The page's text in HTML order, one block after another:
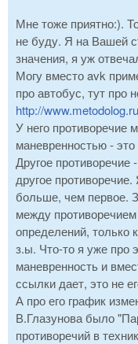
Мне тоже приятно:).
не буду. Я на Вашей
значения, я уж
Могу вместо avk
про автобус, тут про
http://
У него противоречие
маневренностью -
Другое противоречие
другое
больше, чем первое.
между
определений, только
з.ы. Что-то я уже про
маневренность и
ссылки дает, это не
А про его график
В.Глазунова было
противоречий в